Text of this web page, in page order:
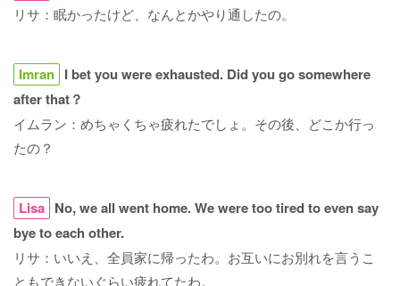
リサ：眠かったけど、なんとかやり通したの。
Imran I bet you were exhausted. Did you go somewhere
after that？
イムラン：めちゃくちゃ疲れたでしょ。その後、どこか行っ
たの？
Lisa No, we all went home. We were too tired to even say
bye to each other.
リサ：いいえ、全員家に帰ったわ。お互いにお別れを言うこ
ともできないぐらい疲れてたわ。